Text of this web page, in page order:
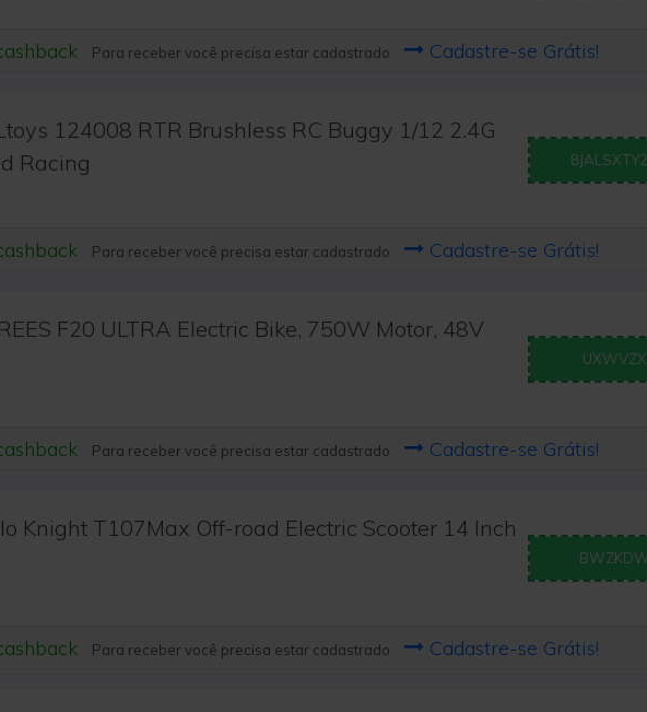
Para receber você precisa estar cadastrado Cadastre-se Grátis!
124008 RTR Brushless RC Buggy 1/12 2.4G
Racing
Para receber você precisa estar cadastrado Cadastre-se Grátis!
F20 ULTRA Electric Bike, 750W Motor, 48V
UXWVZX
Para receber você precisa estar cadastrado Cadastre-se Grátis!
Knight T107Max Off-road Electric Scooter 14 Inch
Para receber você precisa estar cadastrado Cadastre-se Grátis!